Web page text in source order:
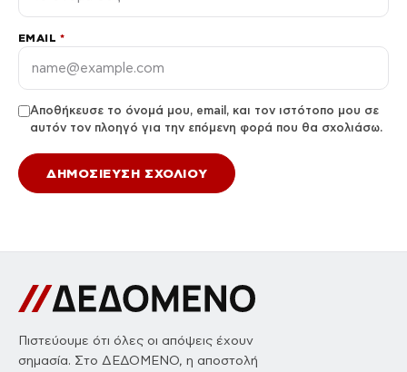
EMAIL *
Αποθήκευσε το όνομά μου, email, και τον ιστότοπο μου σε
αυτόν τον πλοηγό για την επόμενη φορά που θα σχολιάσω.
Πιστεύουμε ότι όλες οι απόψεις έχουν
σημασία. Στο ΔΕΔΟΜΕΝΟ, η αποστολή